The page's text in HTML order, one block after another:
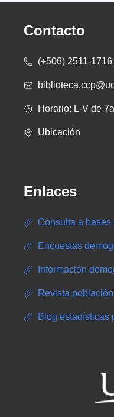
Contacto
(+506) 2511-1716
Horario: L-V de
Ubicación
Enlaces
Consulta a bases
Encuestas
Información
Revista
Blog estadísticas